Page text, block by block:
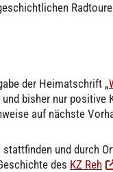
der Heimatschrift „
bisher nur positive
auf nächste
und durch
des KZ Reh